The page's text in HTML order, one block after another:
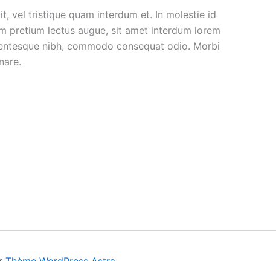
vel tristique quam interdum et. In molestie id
pretium lectus augue, sit amet interdum lorem
nibh, commodo consequat odio. Morbi